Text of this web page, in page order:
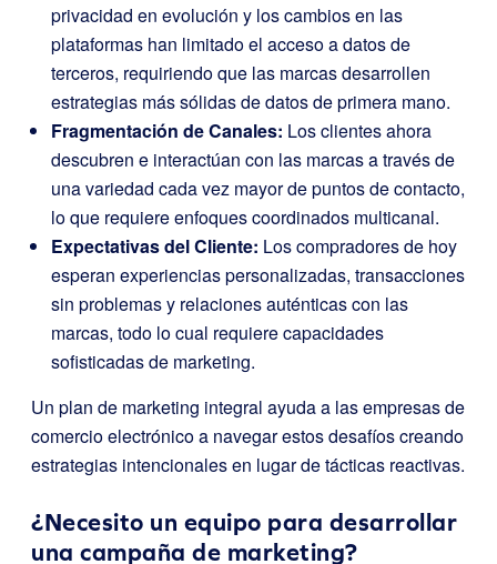
privacidad en evolución y los cambios en las
plataformas han limitado el acceso a datos de
terceros, requiriendo que las marcas desarrollen
estrategias más sólidas de datos de primera mano.
Fragmentación de Canales: Los clientes ahora
descubren e interactúan con las marcas a través de
una variedad cada vez mayor de puntos de contacto,
lo que requiere enfoques coordinados multicanal.
Expectativas del Cliente: Los compradores de hoy
esperan experiencias personalizadas, transacciones
sin problemas y relaciones auténticas con las
marcas, todo lo cual requiere capacidades
sofisticadas de marketing.
Un plan de marketing integral ayuda a las empresas de
comercio electrónico a navegar estos desafíos creando
estrategias intencionales en lugar de tácticas reactivas.
¿Necesito un equipo para desarrollar
una campaña de marketing?